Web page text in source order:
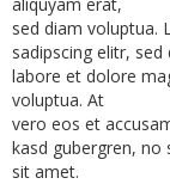
sed diam voluptua.
sadipscing elitr,
labore et dolore
voluptua. At
vero eos et
kasd gubergren,
sit amet.